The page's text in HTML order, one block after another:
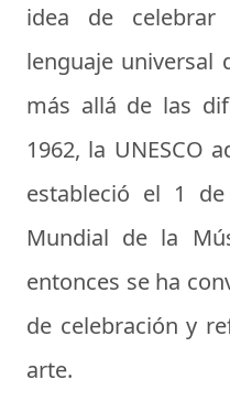
idea de
lenguaje universal
más allá de las
1962, la UNESCO
estableció el 1
Mundial de la
entonces se ha
de celebración y
arte.